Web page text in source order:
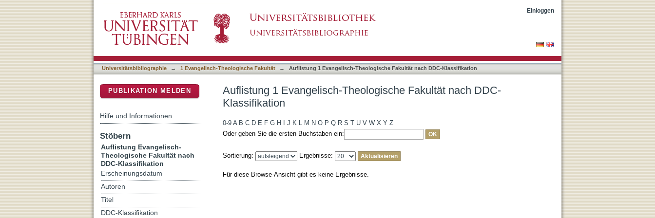
Einloggen
Universitätsbibliographie → 1 Evangelisch-Theologische Fakultät → Auflistung 1 Evangelisch-Theologische Fakultät nach DDC-Klassifikation
Auflistung 1 Evangelisch-Theologische Fakultät nach DDC-
Klassifikation
0-9 A B C D E F G H J K L M N O P Q R S T U V W X Y Z
Oder geben Sie die ersten Buchstaben ein:
Sortierung: Ergebnisse:
Für diese Browse-Ansicht gibt es keine Ergebnisse.
PUBLIKATION MELDEN
Hilfe und Informationen
Stöbern
Auflistung Evangelisch-
Theologische Fakultät nach
DDC-Klassifikation
Erscheinungsdatum
Autoren
Titel
DDC-Klassifikation